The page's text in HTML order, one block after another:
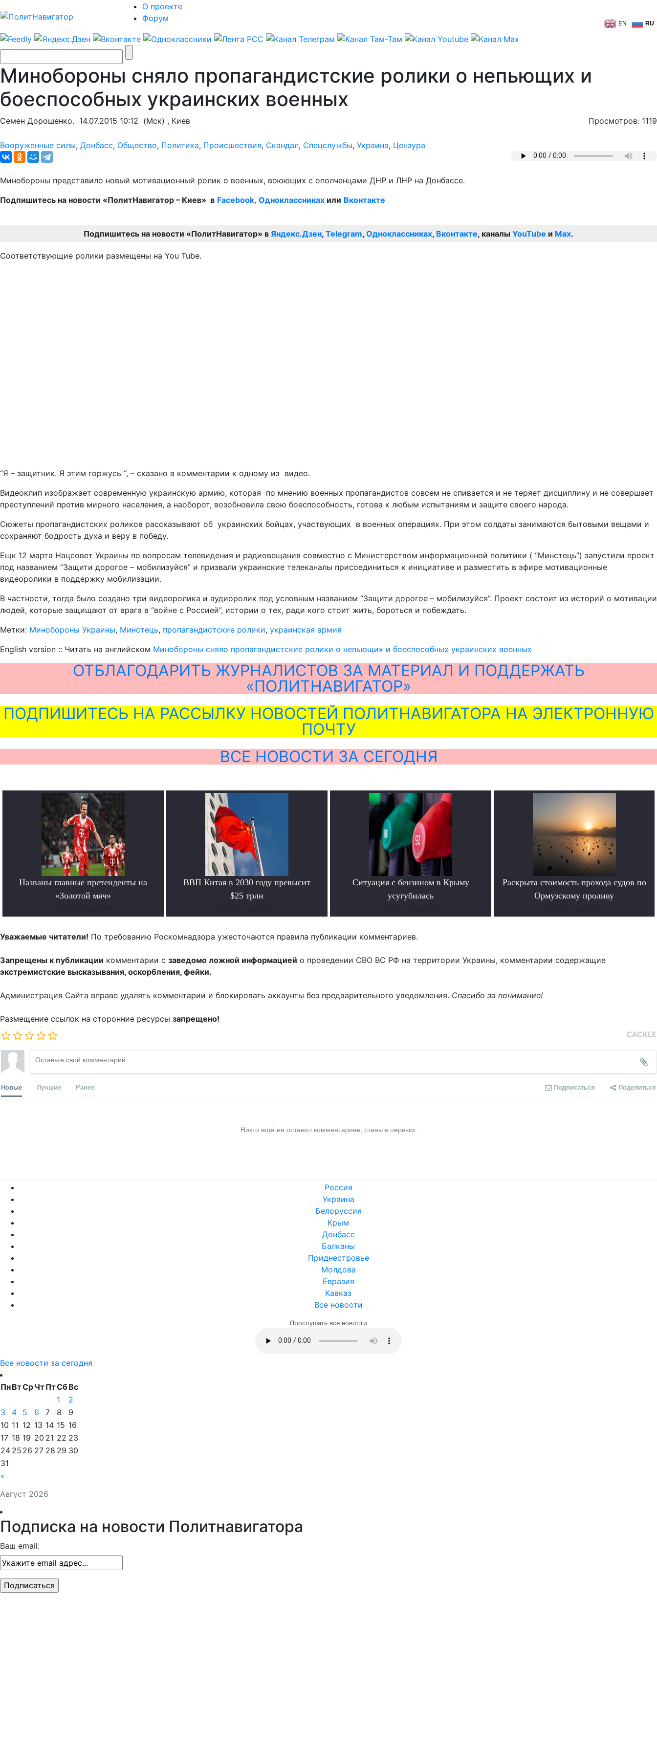
О проекте
Форум
EN RU
Минобороны сняло пропагандистские ролики о непьющих и
боеспособных украинских военных
Семен Дорошенко. 14.07.2015 10:12 (Мск) , Киев Просмотров: 1119
Вооруженные силы, Донбасс, Общество, Политика, Происшествия, Скандал, Спецслужбы, Украина, Цензура
Минобороны представило новый мотивационный ролик о военных, воюющих с ополченцами ДНР и ЛНР на Донбассе.
Подпишитесь на новости «ПолитНавигатор – Киев» в Facebook, Одноклассниках или Вконтакте
Подпишитесь на новости «ПолитНавигатор» в Яндекс.Дзен, Telegram, Одноклассниках, Вконтакте, каналы YouTube и Max.
Соответствующие ролики размещены на You Tube.
“Я – защитник. Я этим горжусь “, – сказано в комментарии к одному из видео.
Видеоклип изображает современную украинскую армию, которая по мнению военных пропагандистов совсем не спивается и не теряет дисциплину и не совершает
преступлений против мирного населения, а наоборот, возобновила свою боеспособность, готова к любым испытаниям и защите своего народа.
Сюжеты пропагандистских роликов рассказывают об украинских бойцах, участвующих в военных операциях. При этом солдаты занимаются бытовыми вещами и
сохраняют бодрость духа и веру в победу.
Ещк 12 марта Нацсовет Украины по вопросам телевидения и радиовещания совместно с Министерством информационной политики ( “Минстець”) запустили проект
под названием “Защити дорогое – мобилизуйся” и призвали украинские телеканалы присоединиться к инициативе и разместить в эфире мотивационные
видеоролики в поддержку мобилизации.
В частности, тогда было создано три видеоролика и аудиоролик под условным названием “Защити дорогое – мобилизуйся”. Проект состоит из историй о мотивации
людей, которые защищают от врага в “войне с Россией”, истории о тех, ради кого стоит жить, бороться и побеждать.
Метки: Минобороны Украины, Минстець, пропагандистские ролики, украинская армия
English version :: Читать на английском Минобороны сняло пропагандистские ролики о непьющих и боеспособных украинских военных
ОТБЛАГОДАРИТЬ ЖУРНАЛИСТОВ ЗА МАТЕРИАЛ И ПОДДЕРЖАТЬ
«ПОЛИТНАВИГАТОР»
ПОДПИШИТЕСЬ НА РАССЫЛКУ НОВОСТЕЙ ПОЛИТНАВИГАТОРА НА ЭЛЕКТРОННУЮ
ПОЧТУ
ВСЕ НОВОСТИ ЗА СЕГОДНЯ
Названы главные претенденты на
«Золотой мяч»
ВВП Китая в 2030 году превысит
$25 трлн
Ситуация с бензином в Крыму
усугубилась
Раскрыта стоимость прохода судов по
Ормузскому проливу
Уважаемые читатели! По требованию Роскомнадзора ужесточаются правила публикации комментариев.
Запрещены к публикации комментарии с заведомо ложной информацией о проведении СВО ВС РФ на территории Украины, комментарии содержащие
экстремистские высказывания, оскорбления, фейки.
Администрация Сайта вправе удалять комментарии и блокировать аккаунты без предварительного уведомления. Спасибо за понимание!
Размещение ссылок на сторонние ресурсы запрещено!
Новые Лучшие Ранее Подписаться Поделиться
Никто ещё не оставил комментариев, станьте первым.
Россия
Украина
Белоруссия
Крым
Донбасс
Балканы
Приднестровье
Молдова
Евразия
Кавказ
Все новости
Прослушать все новости
Все новости за сегодня
Август 2026
ПнВтСрЧтПтСбВс
«
1
2
3
4 5 6 7 8
9
10 11 12 13 14 15 16
17 18 19 20 21 22 23
24 25 26 27 28 29 30
31
Подписка на новости Политнавигатора
Ваш email: